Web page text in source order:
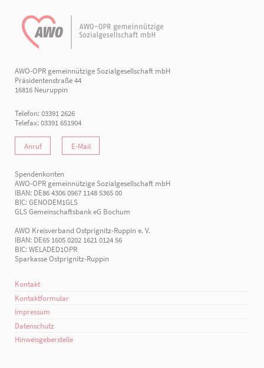
AWO-OPR gemeinnützige Sozialgesellschaft mbH
Präsidentenstraße 44
16816 Neuruppin
Telefon: 03391 2626
Telefax: 03391 651904
Anruf E-Mail
Spendenkonten
AWO-OPR gemeinnützige Sozialgesellschaft mbH
IBAN: DE86 4306 0967 1148 5365 00
BIC: GENODEM1GLS
GLS Gemeinschaftsbank eG Bochum
AWO Kreisverband Ostprignitz-Ruppin e. V.
IBAN: DE65 1605 0202 1621 0124 56
BIC: WELADED1OPR
Sparkasse Ostprignitz-Ruppin
Kontakt
Kontaktformular
Impressum
Datenschutz
Hinweisgeberstelle